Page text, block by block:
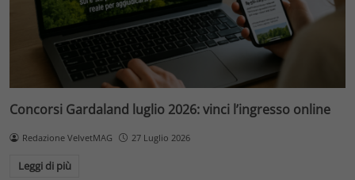
Concorsi Gardaland luglio 2026: vinci l’ingresso online
Redazione VelvetMAG 27 Luglio 2026
Leggi di più